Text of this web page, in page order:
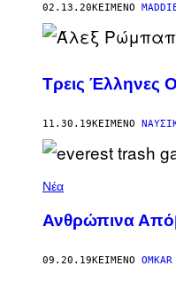
02.13.20ΚΕΊΜΕΝΟ
Τρεις Έλληνες
11.30.19ΚΕΊΜΕΝΟ
Νέα
Ανθρώπινα
09.20.19ΚΕΊΜΕΝΟ